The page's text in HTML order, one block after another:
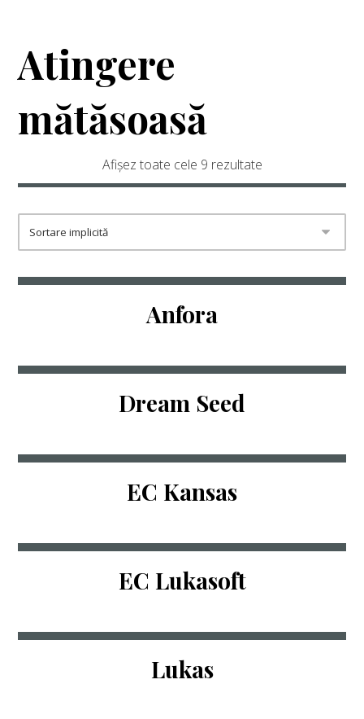
Atingere
mătăsoasă
Afișez toate cele 9 rezultate
Anfora
Dream Seed
EC Kansas
EC Lukasoft
Lukas